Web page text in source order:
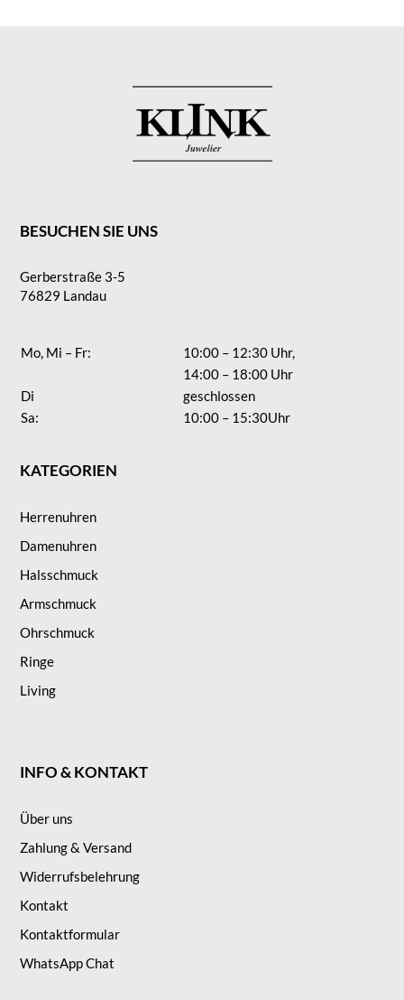
BESUCHEN SIE UNS
Gerberstraße 3-5
76829 Landau
Mo, Mi – Fr:
10:00 – 12:30 Uhr,
14:00 – 18:00 Uhr
Di
geschlossen
Sa:
10:00 – 15:30Uhr
KATEGORIEN
Herrenuhren
Damenuhren
Halsschmuck
Armschmuck
Ohrschmuck
Ringe
Living
INFO & KONTAKT
Über uns
Zahlung & Versand
Widerrufsbelehrung
Kontakt
Kontaktformular
WhatsApp Chat